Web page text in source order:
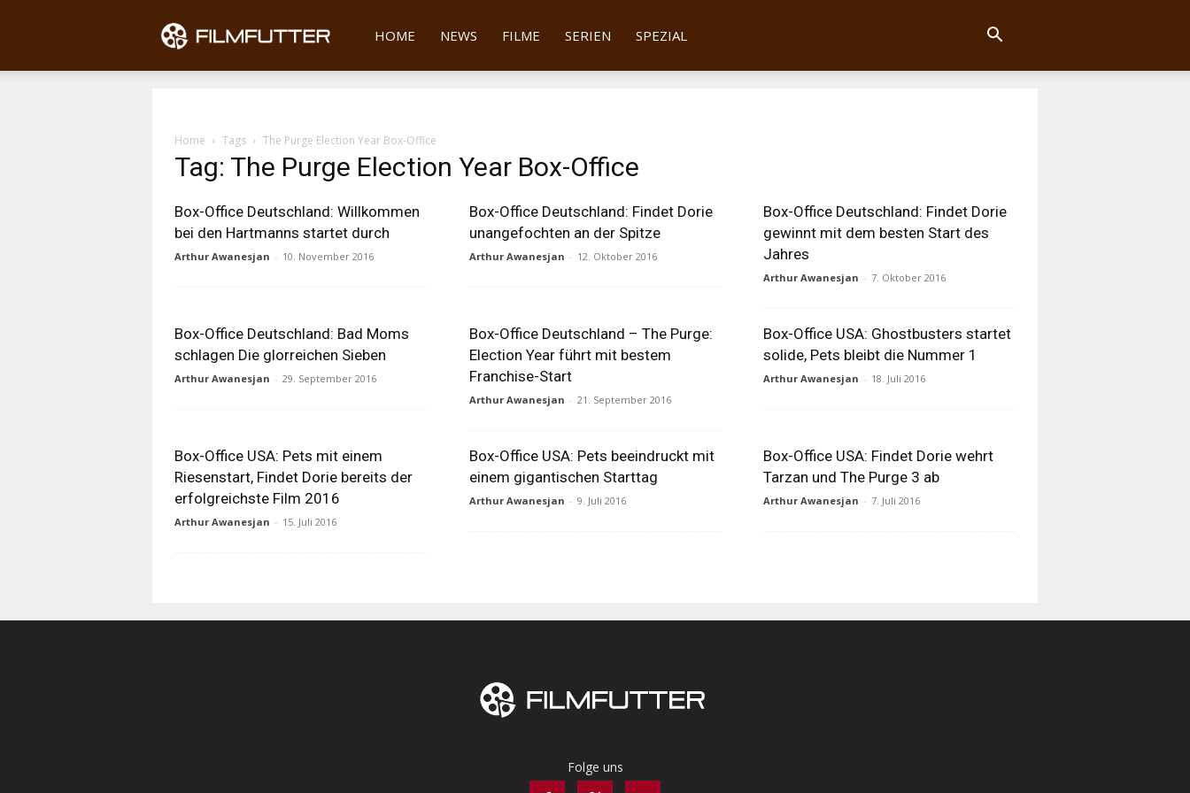
Filmfutter
HOME NEWS FILME SERIEN SPEZIAL
Home Tags The Purge Election Year Box-Office
Tag: The Purge Election Year Box-Office
Box-Office Deutschland: Willkommen
bei den Hartmanns startet durch
Arthur Awanesjan - 10. November 2016
Box-Office Deutschland: Findet Dorie
unangefochten an der Spitze
Arthur Awanesjan - 12. Oktober 2016
Box-Office Deutschland: Findet Dorie
gewinnt mit dem besten Start des
Jahres
Arthur Awanesjan - 7. Oktober 2016
Box-Office Deutschland: Bad Moms
schlagen Die glorreichen Sieben
Arthur Awanesjan - 29. September 2016
Box-Office Deutschland – The Purge:
Election Year führt mit bestem
Franchise-Start
Arthur Awanesjan - 21. September 2016
Box-Office USA: Ghostbusters startet
solide, Pets bleibt die Nummer 1
Arthur Awanesjan - 18. Juli 2016
Box-Office USA: Pets mit einem
Riesenstart, Findet Dorie bereits der
erfolgreichste Film 2016
Arthur Awanesjan - 15. Juli 2016
Box-Office USA: Pets beeindruckt mit
einem gigantischen Starttag
Arthur Awanesjan - 9. Juli 2016
Box-Office USA: Findet Dorie wehrt
Tarzan und The Purge 3 ab
Arthur Awanesjan - 7. Juli 2016
Folge uns